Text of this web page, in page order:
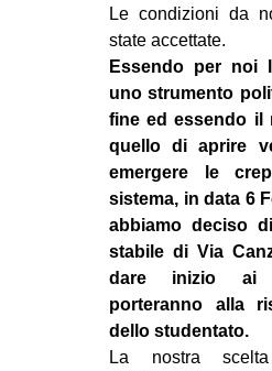
Le condizioni da
state accettate.
Essendo per noi
uno strumento
fine ed essendo il
quello di aprire
emergere le
sistema, in data 6
abbiamo deciso
stabile di Via
dare inizio ai
porteranno alla
dello studentato.
La nostra